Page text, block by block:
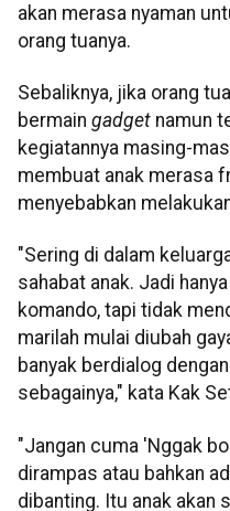
akan merasa nyaman
orang tuanya.
Sebaliknya, jika orang
bermain gadget namun
kegiatannya masing-
membuat anak merasa
menyebabkan
"Sering di dalam
sahabat anak. Jadi
komando, tapi tidak
marilah mulai diubah
banyak berdialog
sebagainya," kata Kak
"Jangan cuma 'Nggak
dirampas atau bahkan
dibanting. Itu anak akan